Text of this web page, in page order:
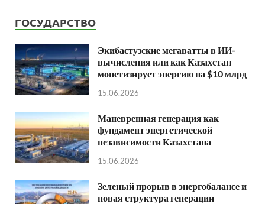
ГОСУДАРСТВО
Экибастузские мегаватты в ИИ-
вычисления или как Казахстан
монетизирует энергию на $10 млрд
15.06.2026
Маневренная генерация как
фундамент энергетической
независимости Казахстана
15.06.2026
Зеленый прорыв в энергобалансе и
новая структура генерации